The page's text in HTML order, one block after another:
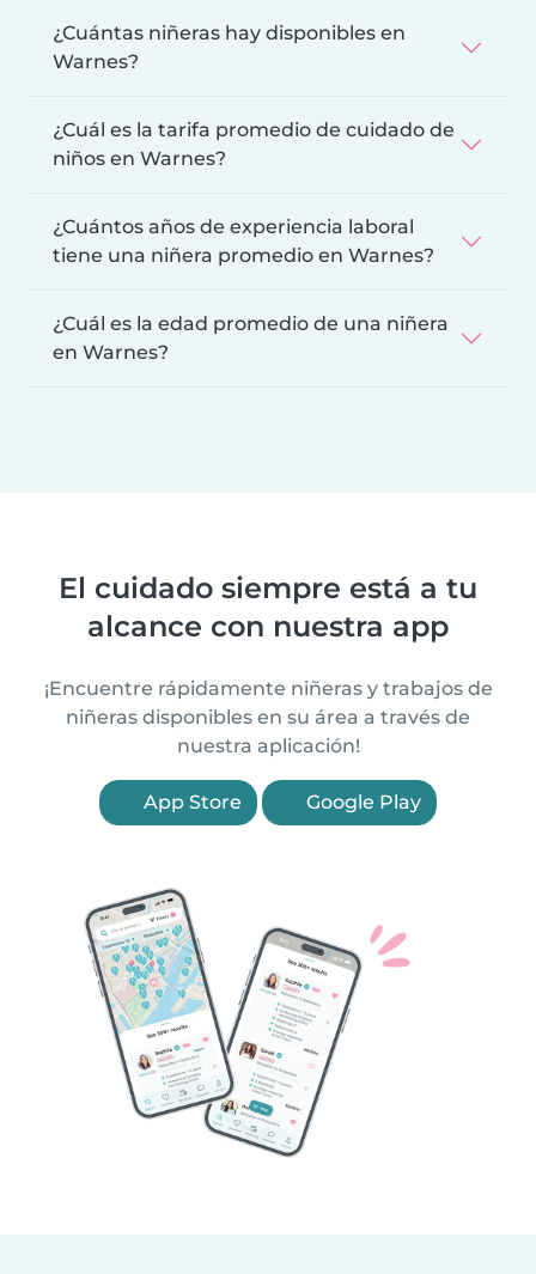
¿Cuántas niñeras hay disponibles en
Warnes?
¿Cuál es la tarifa promedio de cuidado de
niños en Warnes?
¿Cuántos años de experiencia laboral
tiene una niñera promedio en Warnes?
¿Cuál es la edad promedio de una niñera
en Warnes?
El cuidado siempre está a tu
alcance con nuestra app
¡Encuentre rápidamente niñeras y trabajos de
niñeras disponibles en su área a través de
nuestra aplicación!
App Store Google Play